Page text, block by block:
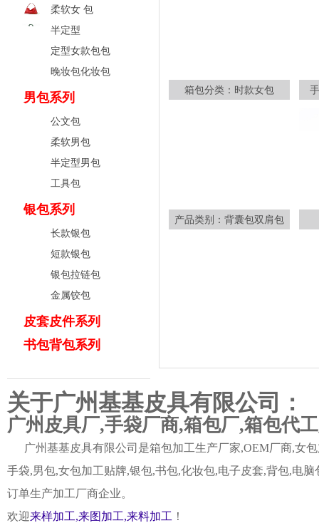
柔软女 包
半定型
定型女款包包
晚妆包化妆包
男包系列
公文包
柔软男包
半定型男包
工具包
银包系列
长款银包
短款银包
银包拉链包
金属铰包
皮套皮件系列
书包背包系列
箱包分类：时款女包
产品类别：背囊包双肩包
关于广州基基皮具有限公司：
广州皮具厂,手袋厂商,箱包厂,箱包代
广州基基皮具有限公司是箱包加工生产厂家,OEM厂商,女
手袋,男包,女包加工贴牌,银包,书包,化妆包,电子皮套,背包,电
订单生产加工厂商企业。
欢迎来样加工,来图加工,来料加工 ！